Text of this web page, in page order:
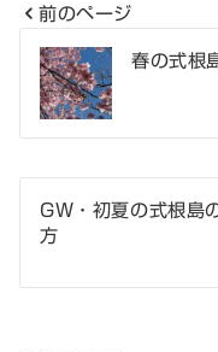
投
稿
ナ
ビ
ゲ
ー
前のページ
春の式根
GW・初夏の式根島
方